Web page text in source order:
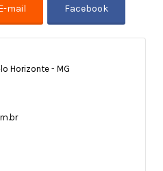
Horizonte - MG